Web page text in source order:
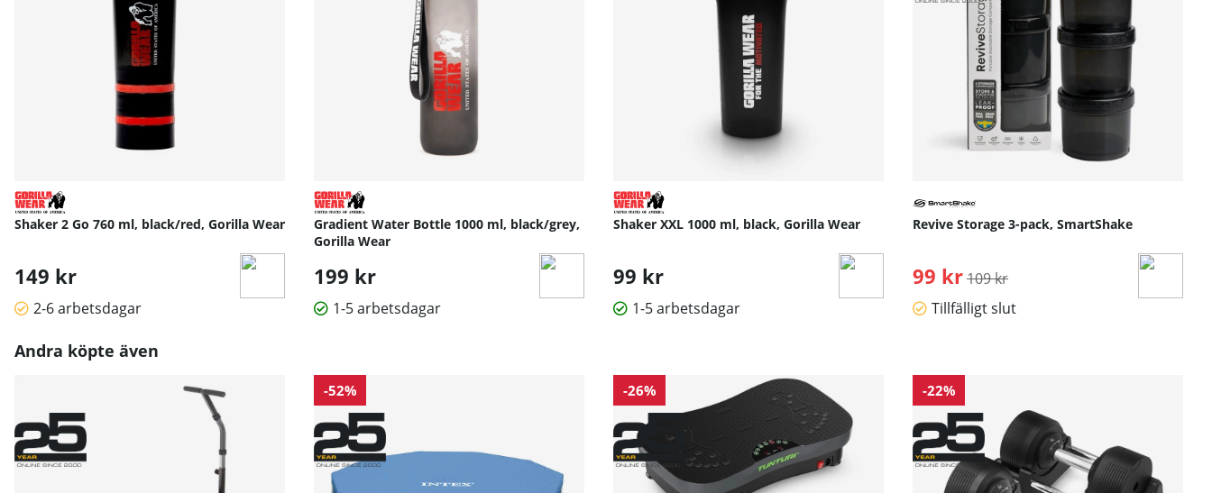
Shaker 2 Go 760 ml, black/red, Gorilla Wear
149 kr
2-6 arbetsdagar
Gradient Water Bottle 1000 ml, black/grey,
Gorilla Wear
199 kr
1-5 arbetsdagar
Shaker XXL 1000 ml, black, Gorilla Wear
99 kr
1-5 arbetsdagar
Revive Storage 3-pack, SmartShake
99 kr Ordinarie pris:
109 kr
Tillfälligt slut
Andra köpte även
-52% -26% -22%